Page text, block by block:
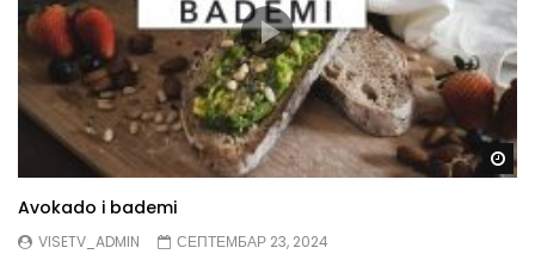
Avokado i bademi
VISETV_ADMIN
СЕПТЕМБАР 23, 2024